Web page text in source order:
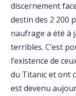
discernement
destin des 2 200
naufrage a été à
terribles. C’est
l’existence de
du Titanic et ont
est devenu